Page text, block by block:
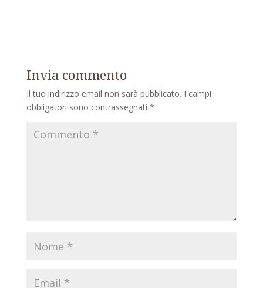
Invia commento
Il tuo indirizzo email non sarà pubblicato. I campi
obbligatori sono contrassegnati *